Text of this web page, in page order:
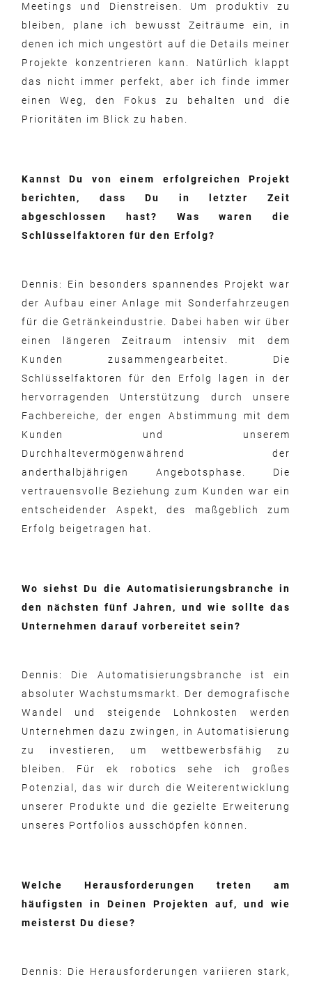
Meetings und Dienstreisen. Um produktiv zu
bleiben, plane ich bewusst Zeiträume ein, in
denen ich mich ungestört auf die Details meiner
Projekte konzentrieren kann. Natürlich klappt
das nicht immer perfekt, aber ich finde immer
einen Weg, den Fokus zu behalten und die
Prioritäten im Blick zu haben.
Kannst Du von einem erfolgreichen Projekt
berichten, dass Du in letzter Zeit
abgeschlossen hast? Was waren die
Schlüsselfaktoren für den Erfolg?
Dennis: Ein besonders spannendes Projekt war
der Aufbau einer Anlage mit Sonderfahrzeugen
für die Getränkeindustrie. Dabei haben wir über
einen längeren Zeitraum intensiv mit dem
Kunden zusammengearbeitet. Die
Schlüsselfaktoren für den Erfolg lagen in der
hervorragenden Unterstützung durch unsere
Fachbereiche, der engen Abstimmung mit dem
Kunden und unserem
Durchhaltevermögenwährend der
anderthalbjährigen Angebotsphase. Die
vertrauensvolle Beziehung zum Kunden war ein
entscheidender Aspekt, des maßgeblich zum
Erfolg beigetragen hat.
Wo siehst Du die Automatisierungsbranche in
den nächsten fünf Jahren, und wie sollte das
Unternehmen darauf vorbereitet sein?
Dennis: Die Automatisierungsbranche ist ein
absoluter Wachstumsmarkt. Der demografische
Wandel und steigende Lohnkosten werden
Unternehmen dazu zwingen, in Automatisierung
zu investieren, um wettbewerbsfähig zu
bleiben. Für ek robotics sehe ich großes
Potenzial, das wir durch die Weiterentwicklung
unserer Produkte und die gezielte Erweiterung
unseres Portfolios ausschöpfen können.
Welche Herausforderungen treten am
häufigsten in Deinen Projekten auf, und wie
meisterst Du diese?
Dennis: Die Herausforderungen variieren stark,